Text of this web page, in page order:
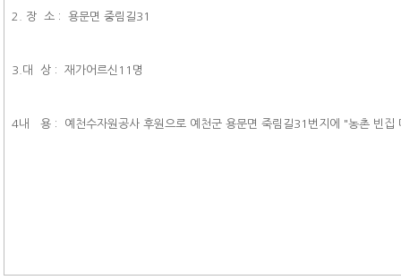
2. 장 소 : 용문면 중림길31
3.대 상 : 재가어르신11명
4내 용 : 예천수자원공사 후원으로 예천군 용문면 죽림길31번지에 "농촌 빈집